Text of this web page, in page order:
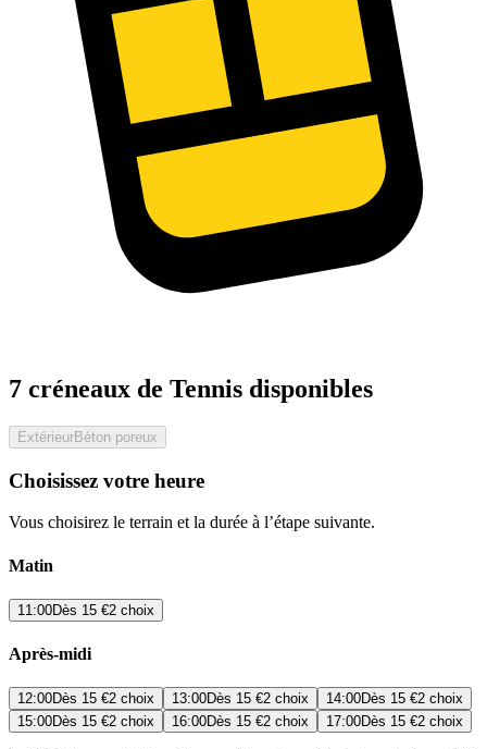
7 créneaux de Tennis disponibles
ExtérieurBéton poreux
Choisissez votre heure
Vous choisirez le terrain et la durée à l’étape suivante.
Matin
11:00Dès 15 €2 choix
Après-midi
12:00Dès 15 €2 choix 13:00Dès 15 €2 choix 14:00Dès 15 €2 choix
15:00Dès 15 €2 choix 16:00Dès 15 €2 choix 17:00Dès 15 €2 choix